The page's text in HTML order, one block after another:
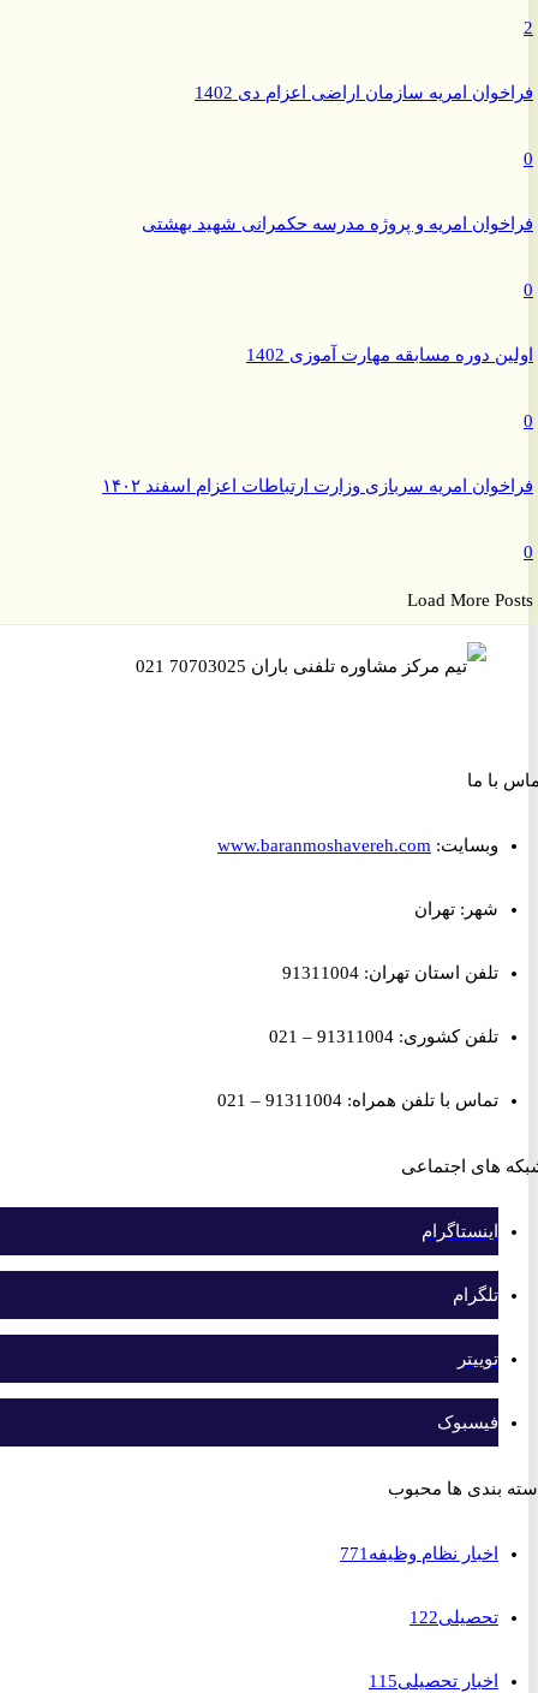
امریه سازمان اراضی اعزام دی 1402
امریه و پروژه مدرسه حکمرانی شهید بهشتی
دوره مسابقه مهارت آموزی 1402
امریه سربازی وزارت ارتباطات اعزام اسفند ۱۴۰۲
Load More
ما
وبسایت:www.baranmoshavereh.com
شهر: تهران
تلفن استان تهران: 91311004
تلفن کشوری: 91311004 – 021
تماس با تلفن همراه: 91311004 – 021
اجتماعی
اینستاگرام
تلگرام
توییتر
فیسبوک
ها محبوب
اخبار نظام وظیفه771
تحصیلی122
اخبار تحصیلی115